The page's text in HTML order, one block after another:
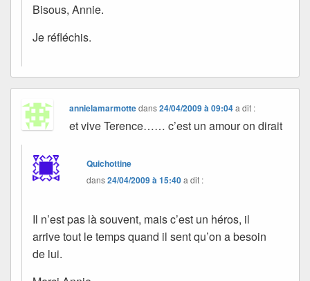
Bisous, Annie.
Je réfléchis.
annielamarmottedans24/04/2009 à 09:04 a dit :
et vive Terence…… c’est un amour on dirait
Quichottine
dans24/04/2009 à 15:40a dit :
Il n’est pas là souvent, mais c’est un héros, il
arrive tout le temps quand il sent qu’on a besoin
de lui.